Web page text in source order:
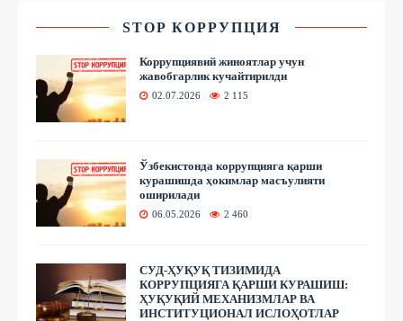
STOP КОРРУПЦИЯ
Коррупциявий жиноятлар учун
жавобгарлик кучайтирилди
02.07.2026 2 115
Ўзбекистонда коррупцияга қарши
курашишда ҳокимлар масъулияти
оширилади
06.05.2026 2 460
СУД-ҲУҚУҚ ТИЗИМИДА
КОРРУПЦИЯГА ҚАРШИ КУРАШИШ:
ҲУҚУҚИЙ МЕХАНИЗМЛАР ВА
ИНСТИТУЦИОНАЛ ИСЛОҲОТЛАР